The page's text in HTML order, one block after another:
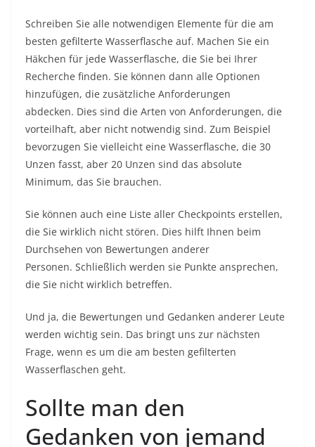
Schreiben Sie alle notwendigen Elemente für die am
besten gefilterte Wasserflasche auf. Machen Sie ein
Häkchen für jede Wasserflasche, die Sie bei Ihrer
Recherche finden. Sie können dann alle Optionen
hinzufügen, die zusätzliche Anforderungen
abdecken. Dies sind die Arten von Anforderungen, die
vorteilhaft, aber nicht notwendig sind. Zum Beispiel
bevorzugen Sie vielleicht eine Wasserflasche, die 30
Unzen fasst, aber 20 Unzen sind das absolute
Minimum, das Sie brauchen.
Sie können auch eine Liste aller Checkpoints erstellen,
die Sie wirklich nicht stören. Dies hilft Ihnen beim
Durchsehen von Bewertungen anderer
Personen. Schließlich werden sie Punkte ansprechen,
die Sie nicht wirklich betreffen.
Und ja, die Bewertungen und Gedanken anderer Leute
werden wichtig sein. Das bringt uns zur nächsten
Frage, wenn es um die am besten gefilterten
Wasserflaschen geht.
Sollte man den
Gedanken von jemand